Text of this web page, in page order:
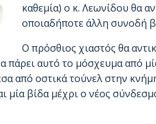
καθεμία) ο κ. Λεωνίδου θα
οποιαδήποτε άλλη συνοδή
Ο πρόσθιος χιαστός θα
πάρει αυτό το μόσχευμα από
από οστικά τούνελ στην
μία βίδα μέχρι ο νέος